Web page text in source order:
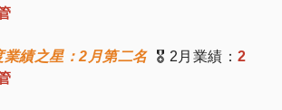
績之星：2月第二名 🎖️ 2月業績： 2